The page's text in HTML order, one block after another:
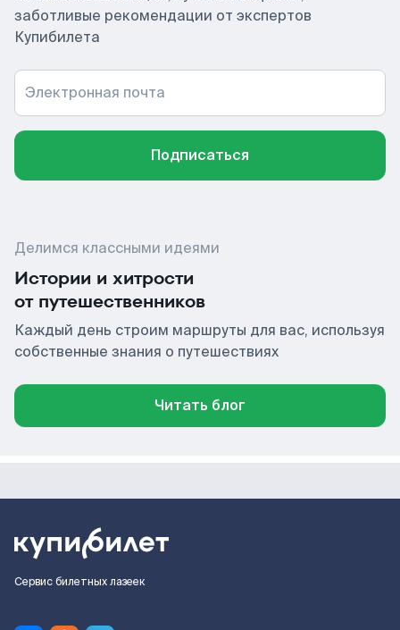
заботливые рекомендации от экспертов
Купибилета
Электронная почта
Подписаться
Делимся классными идеями
Истории и хитрости
от путешественников
Каждый день строим маршруты для вас, используя
собственные знания о путешествиях
Читать блог
Сервис билетных лазеек